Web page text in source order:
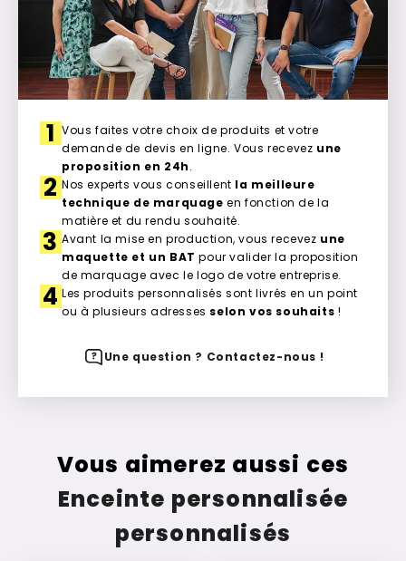
1 Vous faites votre choix de produits et votre
demande de devis en ligne. Vous recevez une
proposition en 24h.
2 Nos experts vous conseillent la meilleure
technique de marquage en fonction de la
matière et du rendu souhaité.
3 Avant la mise en production, vous recevez une
maquette et un BAT pour valider la proposition
de marquage avec le logo de votre entreprise.
4 Les produits personnalisés sont livrés en un point
ou à plusieurs adresses selon vos souhaits !
Une question ? Contactez-nous !
Vous aimerez aussi ces
Enceinte personnalisée
personnalisés